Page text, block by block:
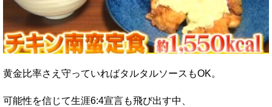
黄金比率さえ守っていればタルタルソースもOK。
可能性を信じて生涯6:4宣言も飛び出す中、